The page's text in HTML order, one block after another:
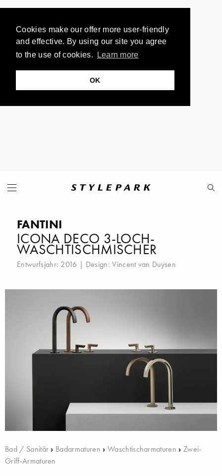
Cookies make our offer more user-friendly
and effective. By using our site you agree
to the use of cookies.
Learn more
OK
FANTINI
ICONA DECO 3-LOCH-
WASCHTISCHMISCHER
Entwurfsjahr: 2016 | Design:Vincent van Duysen
Bad / Sanitär › Badarmaturen › Waschtischarmaturen › Zwei-
Griff-Armaturen